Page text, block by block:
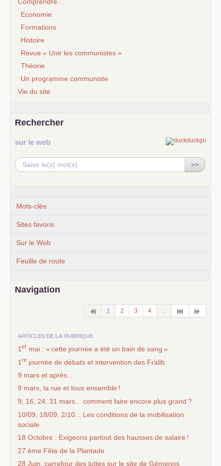
Economie
Formations
Histoire
Revue « Unir les communistes »
Théorie
Un programme communiste
Vie du site
Rechercher
sur le web
>>
Mots-clés
Sites favoris
Sur le Web
Feuille de route
Navigation
1 2 3 4
ARTICLES DE LA RUBRIQUE
1 er mai : « cette journée a été un bain de sang »
1 re journée de débats et intervention des Fralib
9 mars et après...
9 mars, la rue et tous ensemble !
9, 16, 24, 31 mars... comment faire encore plus grand ?
10/09, 18/09, 2/10... Les conditions de la mobilisation
sociale
18 Octobre : Exigeons partout des hausses de salaire !
27 ème Fête de la Plantade
28 Juin, carrefour des luttes sur le site de Gémenos